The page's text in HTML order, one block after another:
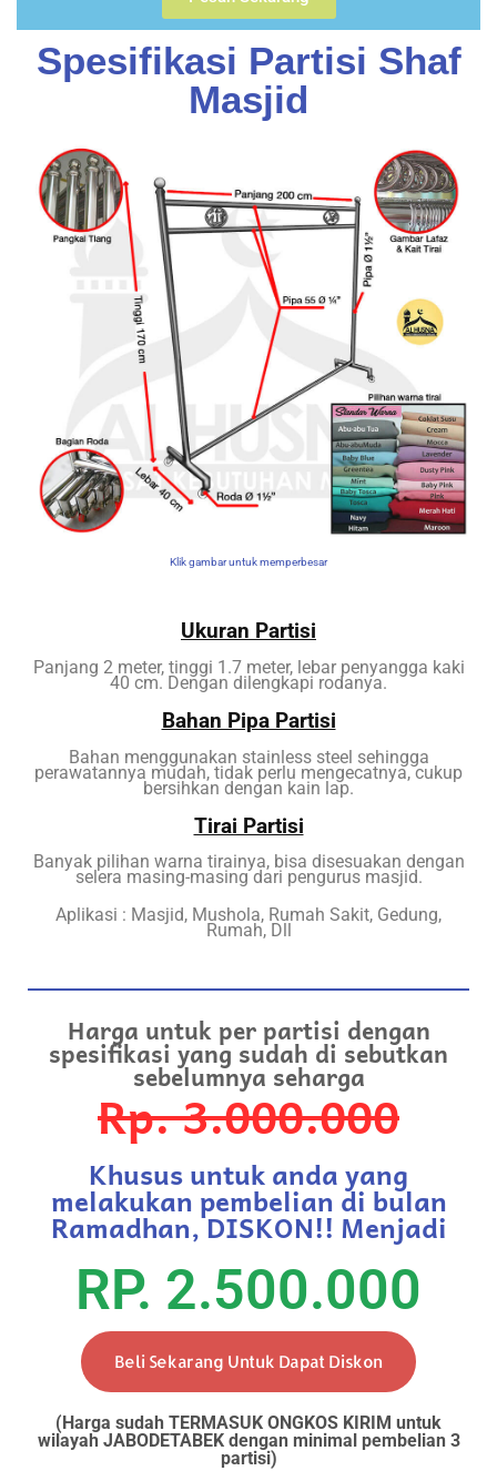
Spesifikasi Partisi Shaf
Masjid
Klik gambar untuk memperbesar
Ukuran Partisi
Panjang 2 meter, tinggi 1.7 meter, lebar penyangga kaki
40 cm. Dengan dilengkapi rodanya.
Bahan Pipa Partisi
Bahan menggunakan stainless steel sehingga
perawatannya mudah, tidak perlu mengecatnya, cukup
bersihkan dengan kain lap.
Tirai Partisi
Banyak pilihan warna tirainya, bisa disesuakan dengan
selera masing-masing dari pengurus masjid.
Aplikasi : Masjid, Mushola, Rumah Sakit, Gedung,
Rumah, Dll
Harga untuk per partisi dengan
spesifikasi yang sudah di sebutkan
sebelumnya seharga
Rp. 3.000.000
Khusus untuk anda yang
melakukan pembelian di bulan
Ramadhan, DISKON!! Menjadi
RP. 2.500.000
Beli Sekarang Untuk Dapat Diskon
(Harga sudah TERMASUK ONGKOS KIRIM untuk
wilayah JABODETABEK dengan minimal pembelian 3
partisi)